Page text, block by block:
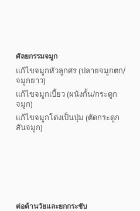
ศัลยกรรมจมูก
แก้ไขจมูกหัวลูกศร (ปลายจมูกตก/
จมูกยาว)
แก้ไขจมูกเบี้ยว (ผนังกั้น/กระดูก
จมูก)
แก้ไขจมูกโด่งเป็นปุ่ม (ตัดกระดูก
สันจมูก)
ต่อต้านวัยและยกกระชับ